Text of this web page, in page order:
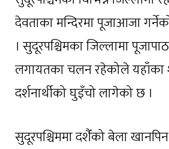
देवताका मन्दिरमा पूजाआजा
। सुदूरपश्चिमका जिल्लामा
लगायतका चलन रहेकोले यहाँका
दर्शनार्थीको घुइँचो लागेको छ ।
सुदूरपश्चिममा दशैँको बेला